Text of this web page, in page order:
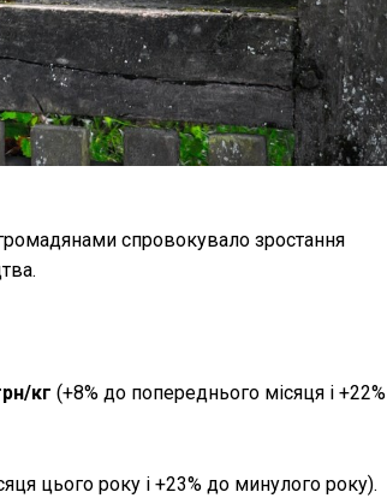
спровокувало зростання
кг (+8% до попереднього місяця і +22%
цього року і +23% до минулого року).